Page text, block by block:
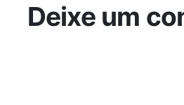
Deixe um